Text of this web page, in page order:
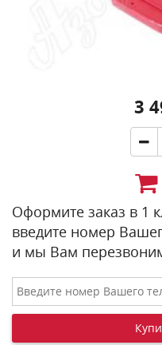
3
Оформите заказ в 1
введите номер
и мы Вам